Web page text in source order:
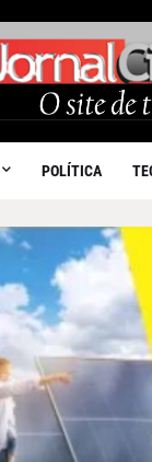
POLÍTICA